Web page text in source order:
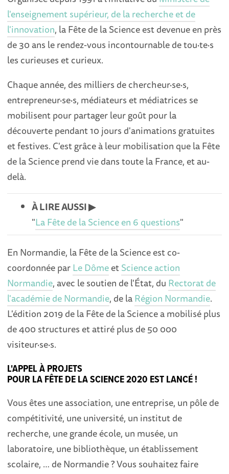
l'enseignement supérieur, de la recherche et de
l'innovation, la Fête de la Science est devenue en près
de 30 ans le rendez-vous incontournable de tou·te·s
les curieuses et curieux.
Chaque année, des milliers de chercheur·se·s,
entrepreneur·se·s, médiateurs et médiatrices se
mobilisent pour partager leur goût pour la
découverte pendant 10 jours d'animations gratuites
et festives. C'est grâce à leur mobilisation que la Fête
de la Science prend vie dans toute la France, et au-
delà.
À LIRE AUSSI ▶︎
"La Fête de la Science en 6 questions"
En Normandie, la Fête de la Science est co-
coordonnée parLe DômeetScience action
Normandie, avec le soutien de l'État, du Rectorat de
l'académie de Normandie, de laRégion Normandie.
L'édition 2019 de la Fête de la Science a mobilisé plus
de 400 structures et attiré plus de 50 000
visiteur·se·s.
L'APPEL À PROJETS
POUR LA FÊTE DE LA SCIENCE 2020 EST LANCÉ !
Vous êtes une association, une entreprise, un pôle de
compétitivité, une université, un institut de
recherche, une grande école, un musée, un
laboratoire, une bibliothèque, un établissement
scolaire, … de Normandie ? Vous souhaitez faire